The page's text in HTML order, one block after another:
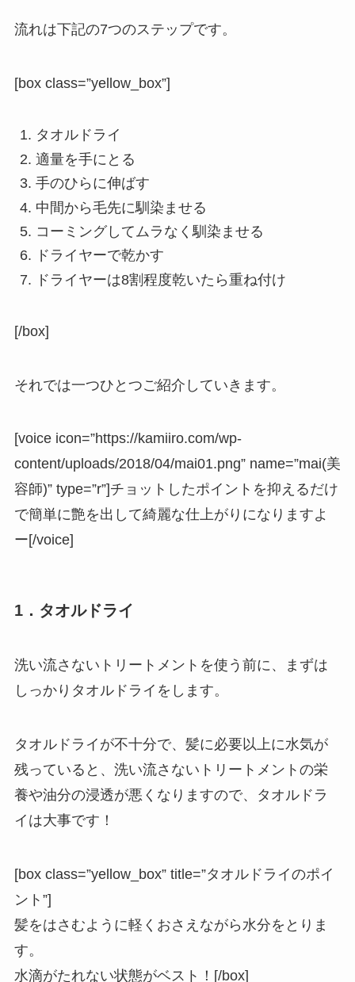
流れは下記の7つのステップです。
[box class=”yellow_box”]
タオルドライ
適量を手にとる
手のひらに伸ばす
中間から毛先に馴染ませる
コーミングしてムラなく馴染ませる
ドライヤーで乾かす
ドライヤーは8割程度乾いたら重ね付け
[/box]
それでは一つひとつご紹介していきます。
[voice icon=”https://kamiiro.com/wp-
content/uploads/2018/04/mai01.png” name=”mai(美
容師)” type=”r”]チョットしたポイントを抑えるだけ
で簡単に艶を出して綺麗な仕上がりになりますよ
ー[/voice]
1．タオルドライ
洗い流さないトリートメントを使う前に、まずは
しっかりタオルドライをします。
タオルドライが不十分で、髪に必要以上に水気が
残っていると、洗い流さないトリートメントの栄
養や油分の浸透が悪くなりますので、タオルドラ
イは大事です！
[box class=”yellow_box” title=”タオルドライのポイ
ント”]
髪をはさむように軽くおさえながら水分をとりま
す。
水滴がたれない状態がベスト！[/box]